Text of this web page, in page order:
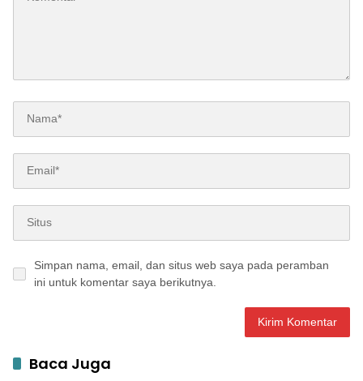
Simpan nama, email, dan situs web saya pada peramban
ini untuk komentar saya berikutnya.
Baca Juga